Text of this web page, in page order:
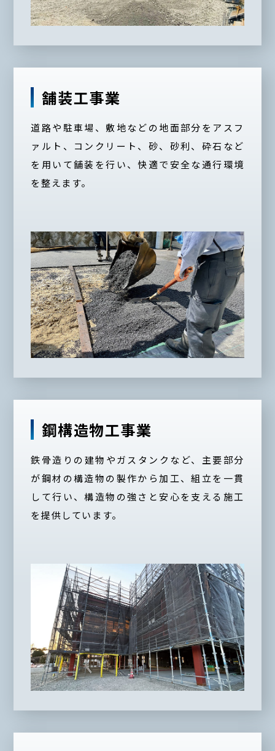
舗装工事業
道路や駐車場、敷地などの地面部分をアスフ
ァルト、コンクリート、砂、砂利、砕石など
を用いて舗装を行い、快適で安全な通行環境
を整えます。
鋼構造物工事業
鉄骨造りの建物やガスタンクなど、主要部分
が鋼材の構造物の製作から加工、組立を一貫
して行い、構造物の強さと安心を支える施工
を提供しています。